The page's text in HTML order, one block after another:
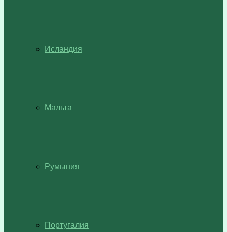
Исландия
Мальта
Румыния
Португалия